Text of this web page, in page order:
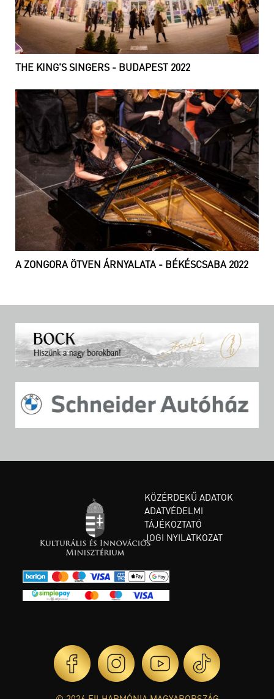
THE KING'S SINGERS - BUDAPEST 2022
A ZONGORA ÖTVEN ÁRNYALATA - BÉKÉSCSABA 2022
KÖZÉRDEKŰ ADATOK
ADATVÉDELMI
TÁJÉKOZTATÓ
JOGI NYILATKOZAT